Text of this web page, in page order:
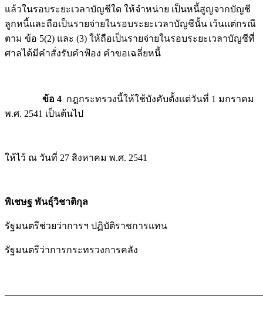
แล้วในรอบระยะเวลาบัญชีใด ให้จำหน่าย เป็นหนี้สูญจากบัญชี
ลูกหนี้และถือเป็นรายจ่ายในรอบระยะเวลาบัญชีนั้น เว้นแต่กรณี
ตาม ข้อ 5(2) และ (3) ให้ถือเป็นรายจ่ายในรอบระยะเวลาบัญชีที่
ศาลได้มีคำสั่งรับคำฟ้อง คำขอเฉลี่ยหนี้ 
ข้อ 4 กฎกระทรวงนี้ให้ใช้บังคับตั้งแต่วันที่ 1 มกราคม
พ.ศ. 2541 เป็นต้นไป
ให้ไว้ ณ วันที่ 27 สิงหาคม พ.ศ. 2541
พิเชษฐ พันธุ์วิชาติกุล
รัฐมนตรีช่วยว่าการฯ ปฏิบัติราชการแทน
รัฐมนตรีว่าการกระทรวงการคลัง